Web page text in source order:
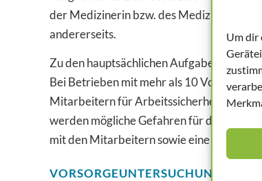
Um dir
der Medizinerin bzw. des Mediziners
andererseits.
Zu den hauptsächlichen Aufgaben der
Bei Betrieben mit mehr als 10
Mitarbeitern für Arbeitssicherheit und
werden mögliche Gefahren für die
mit den Mitarbeitern sowie eine
VORSORGEUNTERSUCHUNG